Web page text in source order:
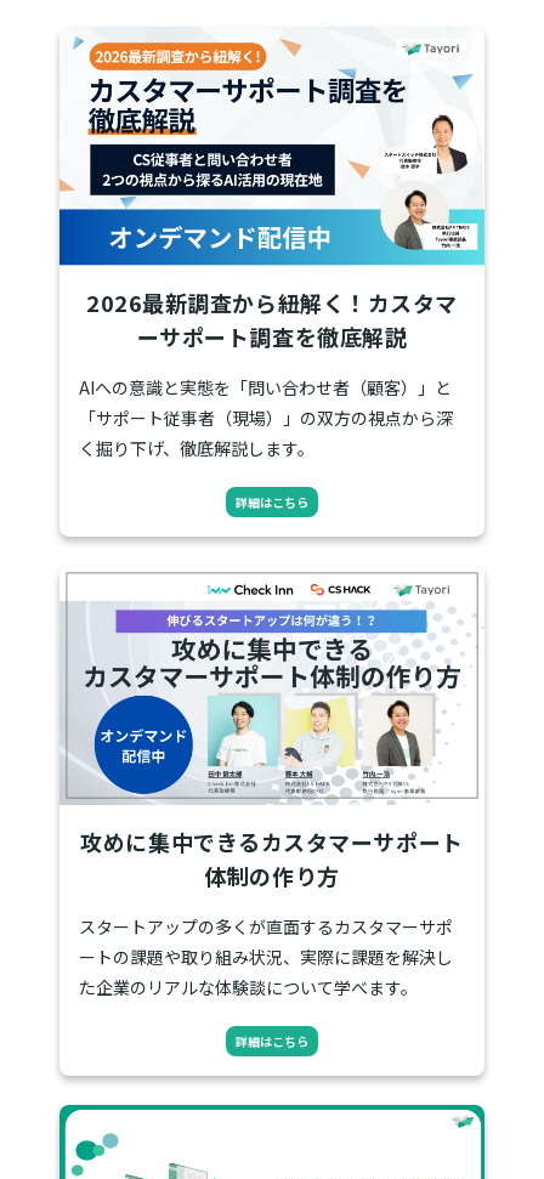
2026最新調査から紐解く！カスタマ
ーサポート調査を徹底解説
AIへの意識と実態を「問い合わせ者（顧客）」と
「サポート従事者（現場）」の双方の視点から深
く掘り下げ、徹底解説します。
詳細はこちら
攻めに集中できるカスタマーサポート
体制の作り方
スタートアップの多くが直面するカスタマーサポ
ートの課題や取り組み状況、実際に課題を解決し
た企業のリアルな体験談について学べます。
詳細はこちら